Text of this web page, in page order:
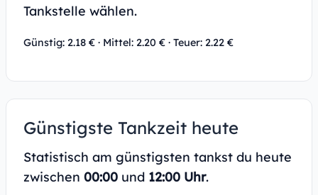
Tankstelle wählen.
Günstig: 2.18 € · Mittel: 2.20 € · Teuer: 2.22 €
Günstigste Tankzeit heute
Statistisch am günstigsten tankst du heute
zwischen 00:00 und 12:00 Uhr.